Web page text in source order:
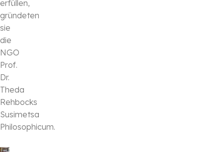
erfüllen,
gründeten
sie
die
NGO
Prof.
Dr.
Theda
Rehbocks
Susimetsa
Philosophicum.